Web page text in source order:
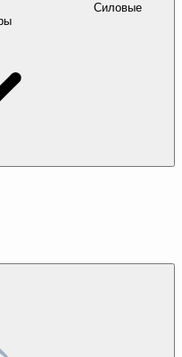
Силовые